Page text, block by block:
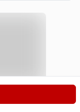
ယ် စီမံခန့်ခွဲမှု့